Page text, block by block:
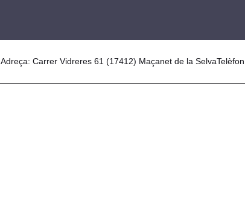
Adreça: Carrer Vidreres 61 (17412) Maçanet de la Selva